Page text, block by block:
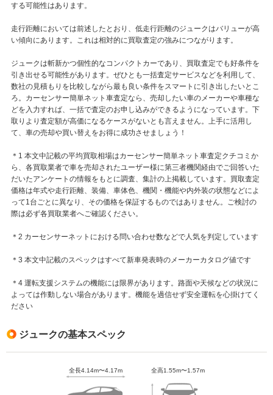
する可能性はあります。
走行距離においては前述したとおり、低走行距離のジュークはバリューが高
い傾向にあります。これは相対的に買取査定の強みにつながります。
ジュークは斬新かつ個性的なコンパクトカーであり、買取査定でも好条件を
引き出せる可能性があります。ぜひとも一括査定サービスなどを利用して、
数社の見積もりを比較しながら最も良い条件をスマートに引き出したいとこ
ろ。カーセンサー簡単ネット車査定なら、売却したい車のメーカーや車種な
どを入力すれば、一括で査定のお申し込みができるようになっています。下
取りより査定額が高価になるケースがないとも言えません。上手に活用し
て、車の売却や買い替えをお得に成功させましょう！
＊1 本文中記載の平均買取相場はカーセンサー簡単ネット車査定クチコミか
ら、各買取業者で車を売却されたユーザー様に第三者機関経由でご回答いた
だいたアンケートの情報をもとに調査、集計の上掲載しています。買取査定
価格は年式や走行距離、装備、車体色、機関・機能や内外装の状態などによ
って1台ごとに異なり、その価格を保証するものではありません。ご検討の
際は必ず各買取業者へご確認ください。
＊2 カーセンサーネットにおける問い合わせ数などで人気を判定しています
＊3 本文中記載のスペックはすべて新車発表時のメーカーカタログ値です
＊4 運転支援システムの機能には限界があります。路面や天候などの状況に
よっては作動しない場合があります。機能を過信せず安全運転を心掛けてく
ださい
ジュークの基本スペック
全長4.14m〜4.17m 全高1.55m〜1.57m